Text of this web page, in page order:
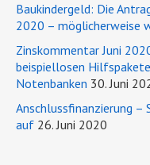
Baukindergeld: Die
2020 – möglicherweise
Zinskommentar Juni
beispiellosen
Notenbanken 30. Juni
Anschlussfinanzierung –
auf 26. Juni 2020